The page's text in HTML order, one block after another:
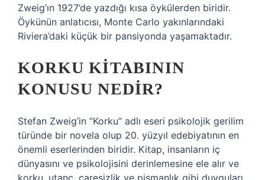
Zweig’ın 1927’de yazdığı kısa öykülerden biridir.
Öykünün anlatıcısı, Monte Carlo yakınlarındaki
Riviera’daki küçük bir pansiyonda yaşamaktadır.
KORKU KITABININ
KONUSU NEDIR?
Stefan Zweig’in “Korku” adlı eseri psikolojik gerilim
türünde bir novela olup 20. yüzyıl edebiyatının en
önemli eserlerinden biridir. Kitap, insanların iç
dünyasını ve psikolojisini derinlemesine ele alır ve
korku, utanç, çaresizlik ve pişmanlık gibi duyguları